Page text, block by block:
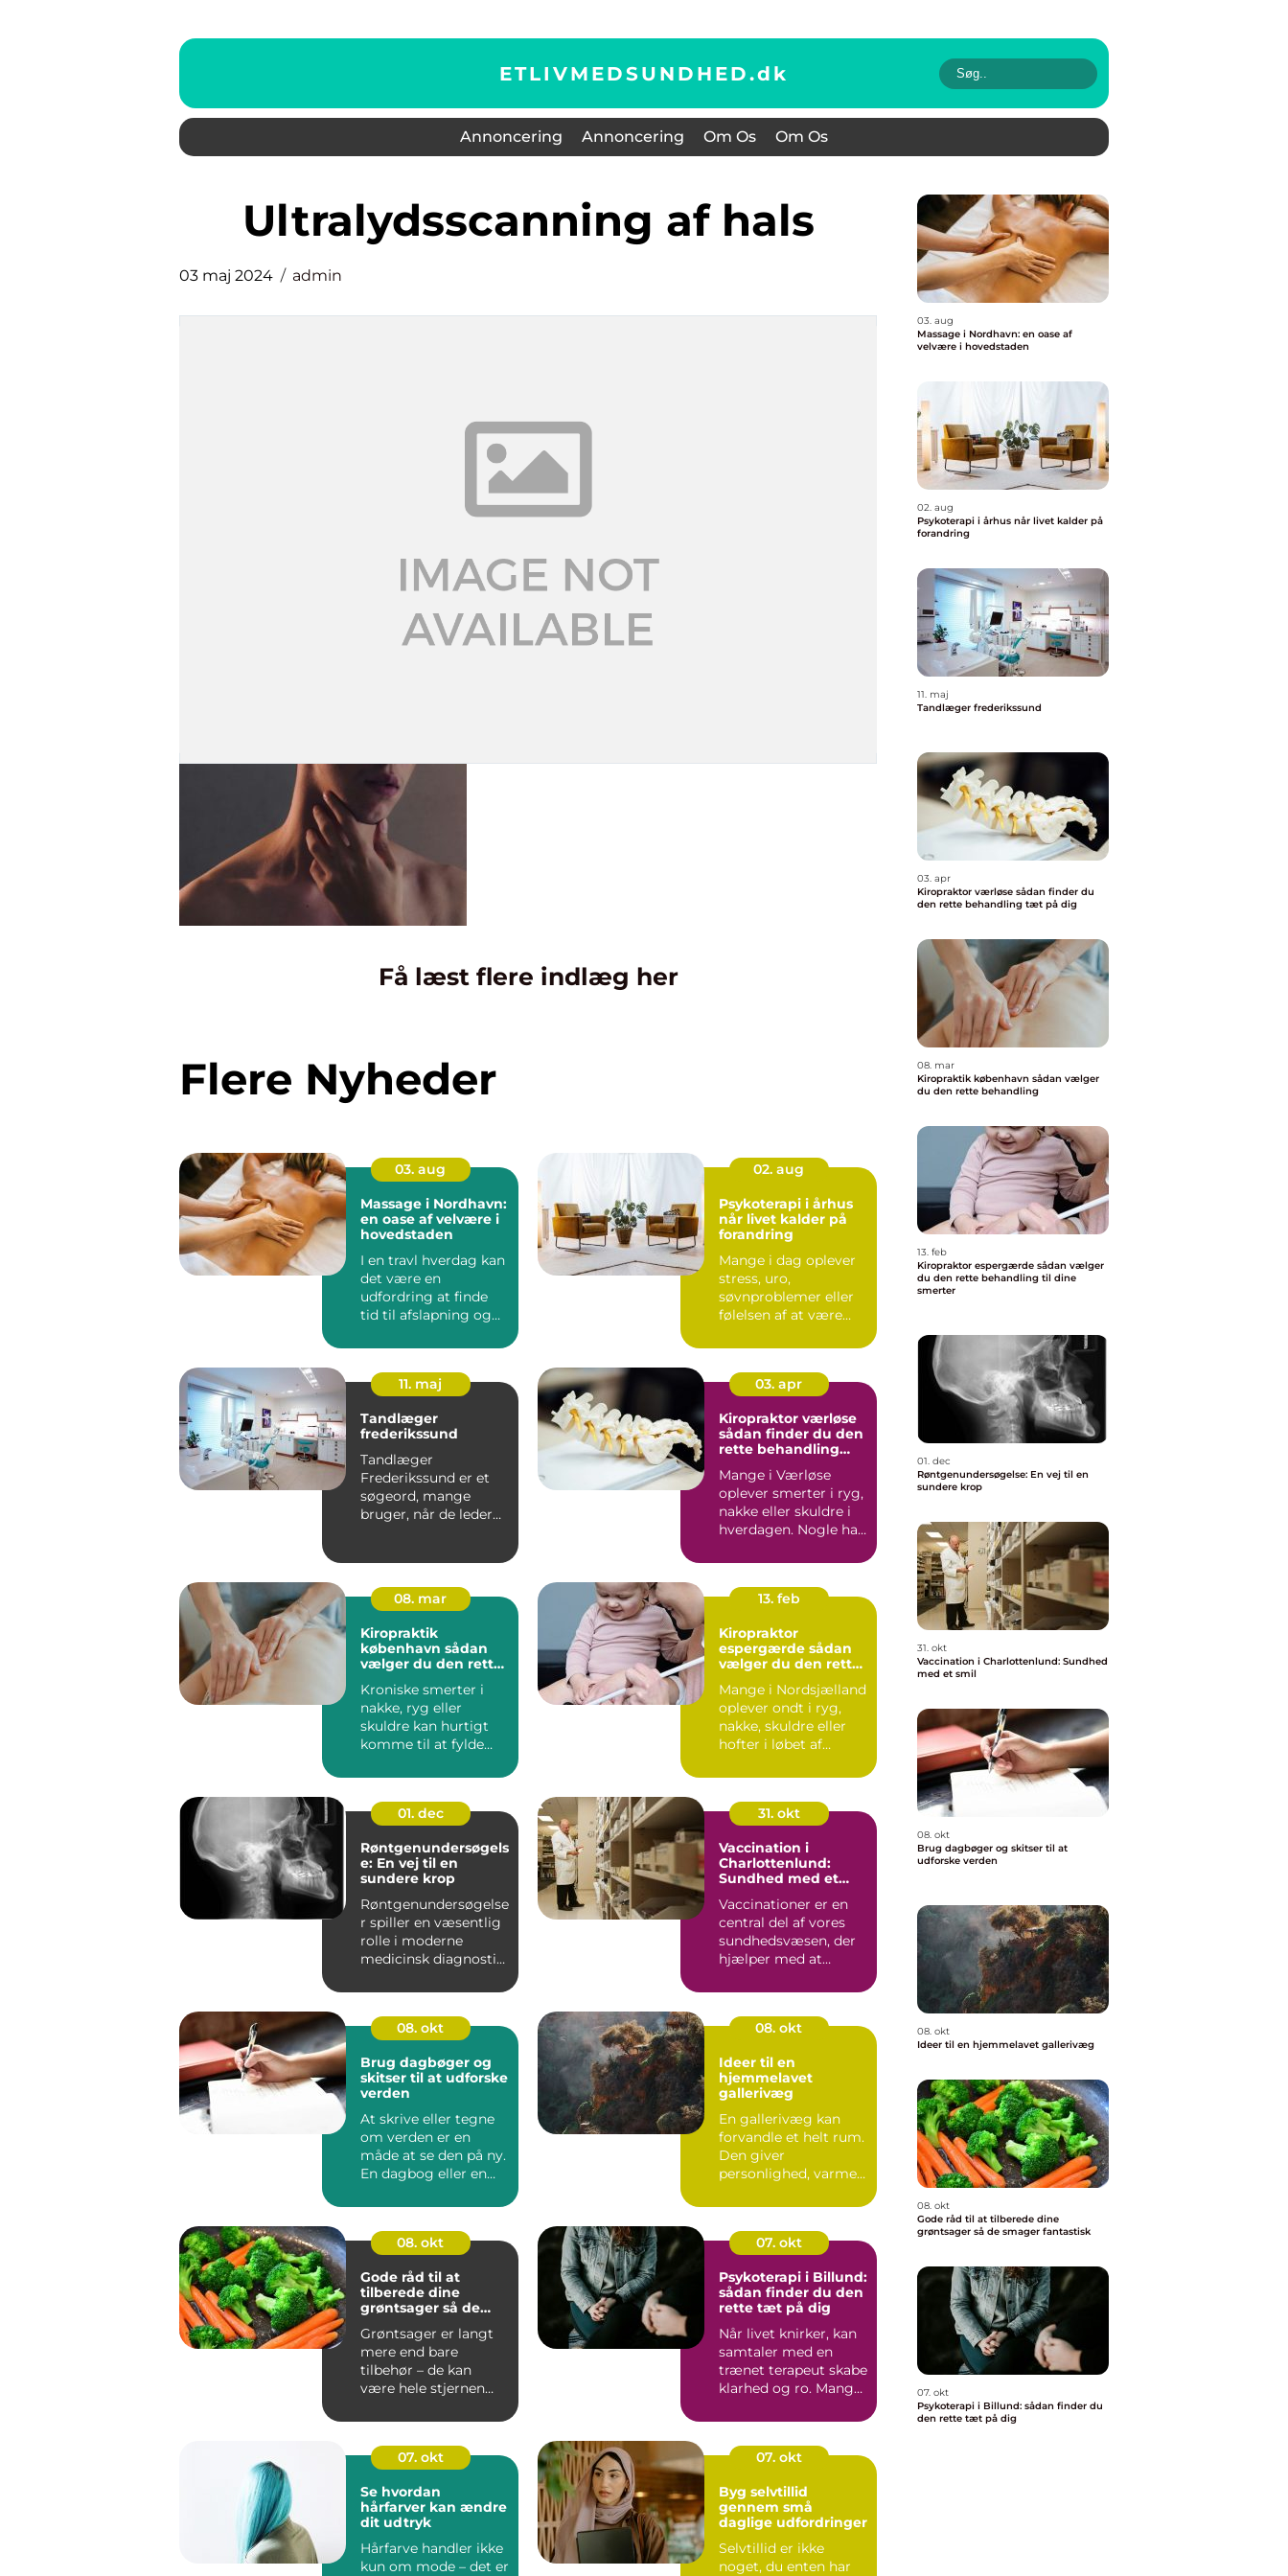
ETLIVMEDSUNDHED.dk
Annoncering Annoncering Om Os Om Os
Ultralydsscanning af hals
03 maj 2024 admin
Få læst flere indlæg her
Flere Nyheder
03. aug
Massage i Nordhavn:
en oase af velvære i
hovedstaden
I en travl hverdag kan
det være en
udfordring at finde
tid til afslapning og
02. aug
Psykoterapi i århus
når livet kalder på
forandring
Mange i dag oplever
stress, uro,
søvnproblemer eller
følelsen af at være
kæ...
11. maj
Tandlæger
frederikssund
Tandlæger
Frederikssund er et
søgeord, mange
bruger, når de leder
03. apr
Kiropraktor værløse
sådan finder du den
rette behandling
Mange i Værløse
oplever smerter i ryg,
nakke eller skuldre i
hverdagen. Nogle har
08. mar
Kiropraktik
københavn sådan
vælger du den rette
Kroniske smerter i
nakke, ryg eller
skuldre kan hurtigt
komme til at fylde
Mange i h...
13. feb
Kiropraktor
espergærde sådan
vælger du den rette
smerter
Mange i Nordsjælland
oplever ondt i ryg,
nakke, skuldre eller
hofter i løbet af
nogle...
01. dec
Røntgenundersøgels
e: En vej til en
sundere krop
Røntgenundersøgelse
r spiller en væsentlig
rolle i moderne
medicinsk diagnostik,
31. okt
Vaccination i
Charlottenlund:
Sundhed med et
Vaccinationer er en
central del af vores
sundhedsvæsen, der
hjælper med at
08. okt
Brug dagbøger og
skitser til at udforske
verden
At skrive eller tegne
om verden er en
måde at se den på ny.
En dagbog eller en
08. okt
Ideer til en
hjemmelavet
gallerivæg
En gallerivæg kan
forvandle et helt rum.
Den giver
personlighed, varme
08. okt
Gode råd til at
tilberede dine
grøntsager så de
Grøntsager er langt
mere end bare
tilbehør – de kan
være hele stjernen
07. okt
Psykoterapi i Billund:
sådan finder du den
rette tæt på dig
Når livet knirker, kan
samtaler med en
trænet terapeut skabe
klarhed og ro. Mange
07. okt
Se hvordan
hårfarver kan ændre
dit udtryk
Hårfarve handler ikke
kun om mode – det er
07. okt
Byg selvtillid
gennem små
daglige udfordringer
Selvtillid er ikke
noget, du enten har
03. aug
Massage i Nordhavn: en oase af
velvære i hovedstaden
02. aug
Psykoterapi i århus når livet kalder på
forandring
11. maj
Tandlæger frederikssund
03. apr
Kiropraktor værløse sådan finder du
den rette behandling tæt på dig
08. mar
Kiropraktik københavn sådan vælger
du den rette behandling
13. feb
Kiropraktor espergærde sådan vælger
du den rette behandling til dine
smerter
01. dec
Røntgenundersøgelse: En vej til en
sundere krop
31. okt
Vaccination i Charlottenlund: Sundhed
med et smil
08. okt
Brug dagbøger og skitser til at
udforske verden
08. okt
Ideer til en hjemmelavet gallerivæg
08. okt
Gode råd til at tilberede dine
grøntsager så de smager fantastisk
07. okt
Psykoterapi i Billund: sådan finder du
den rette tæt på dig